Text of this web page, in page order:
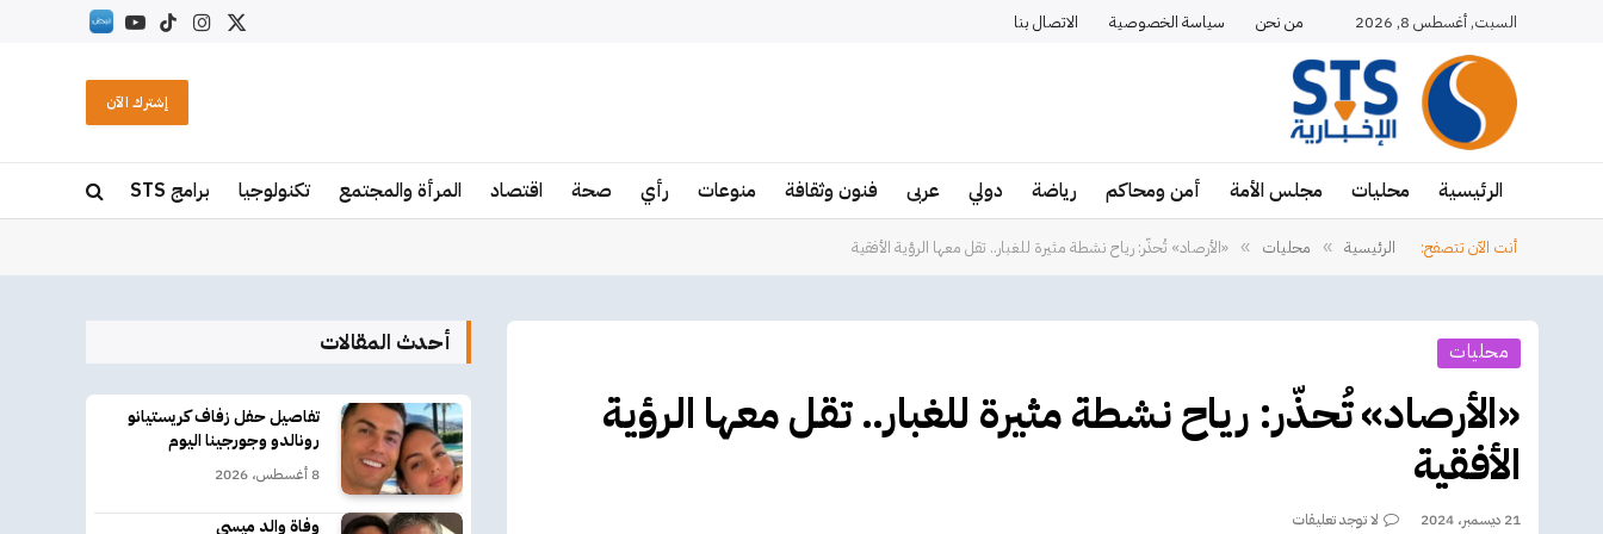
السبت, أغسطس 8, 2026 من نحن سياسة الخصوصية الاتصال بنا
X
الانستغرام
تيكتوكيوتيوب
RSS
إشترك الآن
الرئيسية محليات مجلس الأمة أمن ومحاكم رياضة دولي عربى فنون وثقافة منوعات رأي صحة اقتصاد المرأة والمجتمع تكنولوجيا برامج STS
أنت الآن تتصفح: الرئيسية » محليات » «الأرصاد» تُحذّر: رياح نشطة مثيرة للغبار.. تقل معها الرؤية الأفقية
محليات
«الأرصاد» تُحذّر: رياح نشطة مثيرة للغبار.. تقل معها الرؤية
الأفقية
21 ديسمبر، 2024 لا توجد تعليقات
أحدث المقالات
تفاصيل حفل زفاف كريستيانو
رونالدو وجورجينا اليوم
8 أغسطس، 2026
وفاة والد ميسي